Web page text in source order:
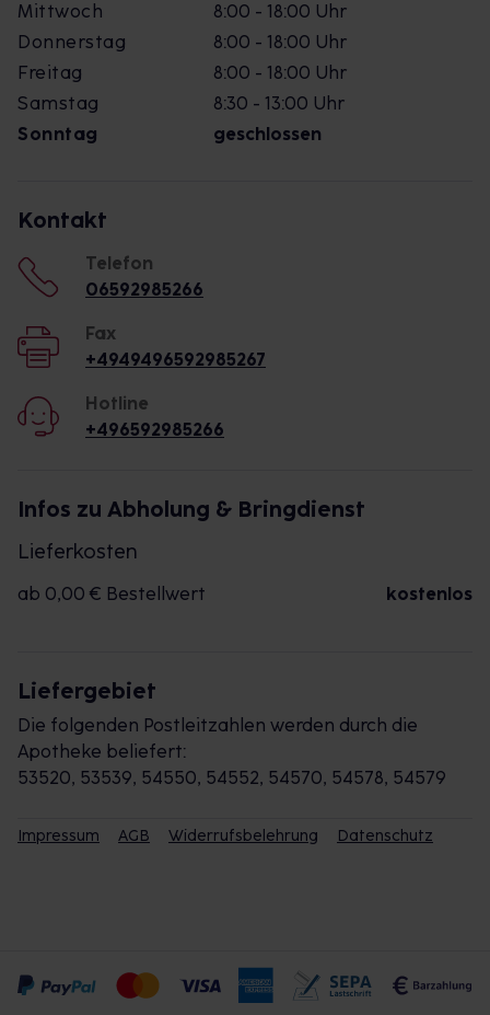
Mittwoch
8:00 - 18:00 Uhr
Donnerstag
8:00 - 18:00 Uhr
Freitag
8:00 - 18:00 Uhr
Samstag
8:30 - 13:00 Uhr
Sonntag
geschlossen
Kontakt
Telefon
06592985266
Fax
+4949496592985267
Hotline
+496592985266
Infos zu Abholung & Bringdienst
Lieferkosten
ab 0,00 € Bestellwert kostenlos
Liefergebiet
Die folgenden Postleitzahlen werden durch die
Apotheke beliefert:
53520, 53539, 54550, 54552, 54570, 54578, 54579
Impressum AGB Widerrufsbelehrung Datenschutz